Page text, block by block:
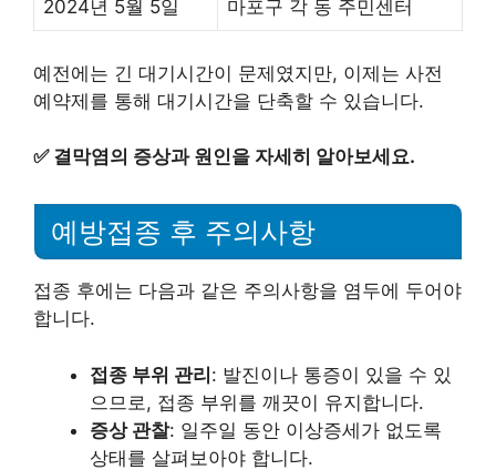
2024년 5월 5일 마포구 각 동 주민센터
예전에는 긴 대기시간이 문제였지만, 이제는 사전
예약제를 통해 대기시간을 단축할 수 있습니다.
✅ 결막염의 증상과 원인을 자세히 알아보세요.
예방접종 후 주의사항
접종 후에는 다음과 같은 주의사항을 염두에 두어야
합니다.
접종 부위 관리: 발진이나 통증이 있을 수 있
으므로, 접종 부위를 깨끗이 유지합니다.
증상 관찰: 일주일 동안 이상증세가 없도록
상태를 살펴보아야 합니다.